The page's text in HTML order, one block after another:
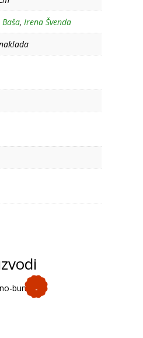
, Irena Švenda
-